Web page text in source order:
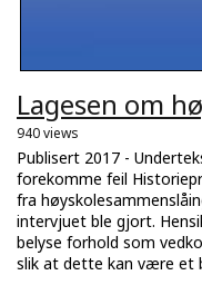
Lagesen om
940 views
Publisert 2017 -
forekomme feil
fra
intervjuet ble gjort.
belyse forhold som
slik at dette kan være et